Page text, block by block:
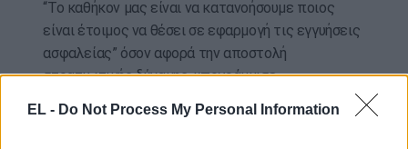
EL - Do Not Process My Personal Information
“Το καθήκον μας είναι να κατανοήσουμε ποιος
είναι έτοιμος να θέσει σε εφαρμογή τις εγγυήσεις
ασφαλείας” όσον αφορά την αποστολή
στρατιωτικής δύναμης, υπογράμμισε.
ΑΠΕ-ΜΠΕ/photo EPA-NTB POOL